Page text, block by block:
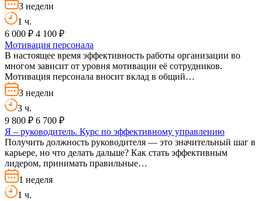
3 недели
1 ч.
6 000 ₽ 4 100 ₽
Мотивация персонала
В настоящее время эффективность работы организации во
многом зависит от уровня мотивации её сотрудников.
Мотивация персонала вносит вклад в общий…
3 недели
3 ч.
9 800 ₽ 6 700 ₽
Я – руководитель. Курс по эффективному управлению
Получить должность руководителя — это значительный шаг в
карьере, но что делать дальше? Как стать эффективным
лидером, принимать правильные…
1 неделя
1 ч.